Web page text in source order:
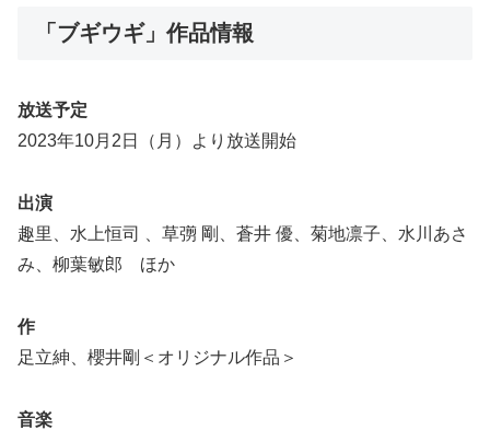
「ブギウギ」作品情報
放送予定
2023年10月2日（月）より放送開始
出演
趣里、水上恒司 、草彅 剛、蒼井 優、菊地凛子、水川あさ
み、柳葉敏郎 ほか
作
足立紳、櫻井剛＜オリジナル作品＞
音楽